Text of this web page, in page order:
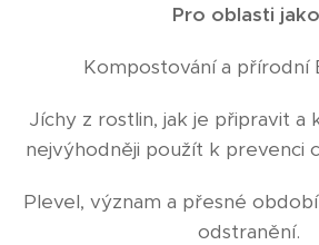
Pro oblasti
Kompostování a přírodní
Jíchy z rostlin, jak je připravit a
nejvýhodněji použít k prevenci
Plevel, význam a přesné
odstranění.